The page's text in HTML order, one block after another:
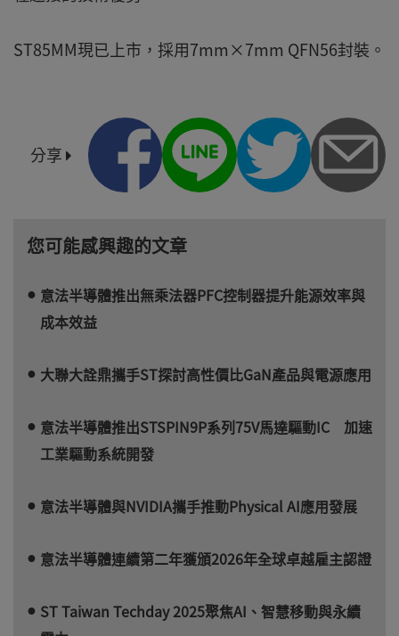
ST85MM現已上市，採用7mm×7mm QFN56封裝。
分享
您可能感興趣的文章
意法半導體推出無乘法器PFC控制器提升能源效率與
成本效益
大聯大詮鼎攜手ST探討高性價比GaN產品與電源應用
意法半導體推出STSPIN9P系列75V馬達驅動IC 加速
工業驅動系統開發
意法半導體與NVIDIA攜手推動Physical AI應用發展
意法半導體連續第二年獲頒2026年全球卓越雇主認證
ST Taiwan Techday 2025聚焦AI、智慧移動與永續